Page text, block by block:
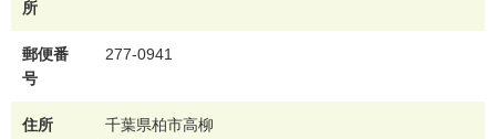
所
郵便番
号
277-0941
住所
千葉県柏市高柳